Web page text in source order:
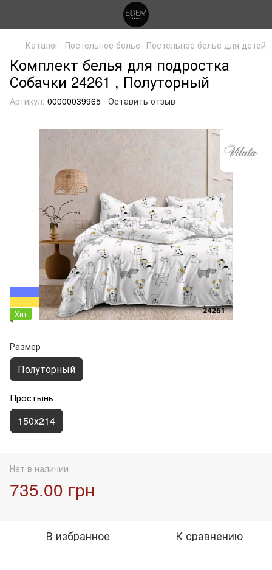
Каталог Постельное белье Постельное белье для детей
Комплект белья для подростка
Собачки 24261 , Полуторный
Артикул: 00000039965 Оставить отзыв
Хит
Размер
Полуторный
Простынь
150х214
Нет в наличии
735.00 грн
В избранное К сравнению